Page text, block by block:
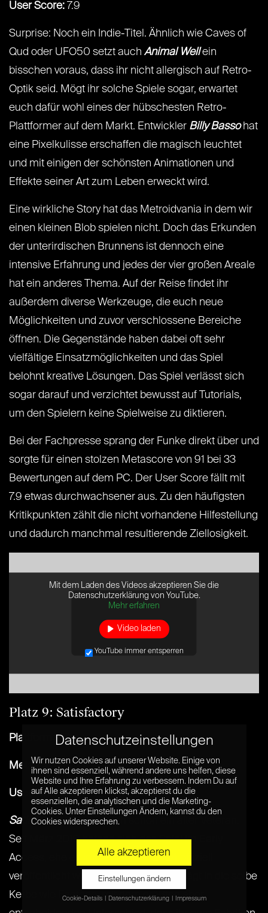
User Score: 7.9
Surprise: Noch ein Indie-Titel. Ähnlich wie Caves of
Qud oder UFO50 setzt auch Animal Well ein
bisschen voraus, dass ihr nicht allergisch auf Retro-
Optik seid. Mögt ihr solche Spiele sogar, erwartet
euch dafür wohl eines der hübschesten Retro-
Plattformer auf dem Markt. Entwickler Billy Bassohat
eine Pixelkulisse erschaffen die magisch leuchtet
und mit einigen der schönsten Animationen und
Effekte seiner Art zum Leben erweckt wird.
Eine wirkliche Story hat das Metroidvania in dem wir
einen kleinen Blob spielen nicht. Doch das Erkunden
der unterirdischen Brunnens ist dennoch eine
intensive Erfahrung und jedes der vier großen Areale
hat ein anderes Thema. Auf der Reise findet ihr
außerdem diverse Werkzeuge, die euch neue
Möglichkeiten und zuvor verschlossene Bereiche
öffnen. Die Gegenstände haben dabei oft sehr
vielfältige Einsatzmöglichkeiten und das Spiel
belohnt kreative Lösungen. Das Spiel verlässt sich
sogar darauf und verzichtet bewusst auf Tutorials,
um den Spielern keine Spielweise zu diktieren.
Bei der Fachpresse sprang der Funke direkt über und
sorgte für einen stolzen Metascore von 91 bei 33
Bewertungen auf dem PC. Der User Score fällt mit
7.9 etwas durchwachsener aus. Zu den häufigsten
Kritikpunkten zählt die nicht vorhandene Hilfestellung
und dadurch manchmal resultierende Ziellosigkeit.
Mit dem Laden des Videos akzeptieren Sie die
Datenschutzerklärung von YouTube.
Mehr erfahren
Video laden
YouTube immer entsperren
Platz 9: Satisfactory
Plattform: PC
Metascore:91
User Score:8.9
Satisfactory ist eigentlich schon ein alter Veteran.
Seit März 2019 befand sich das Spiel im Early
Access, ehe es im September 2024 offiziell
veröffentlicht wurde. Das Spiel ist schlägt in die selbe
Kerbe wie
Factorio, mit dem größten aber
Datenschutzeinstellungen
Wir nutzen Cookies auf unserer Website. Einige von
ihnen sind essenziell, während andere uns helfen, diese
Website und Ihre Erfahrung zu verbessern. Indem Du auf
auf Alle akzeptieren klickst, akzeptierst du die
essenziellen, die analytischen und die Marketing-
Cookies. Unter Einstellungen Ändern, kannst du den
Cookies widersprechen.
Alle akzeptieren
Einstellungen ändern
Cookie-Details Datenschutzerklärung Impressum